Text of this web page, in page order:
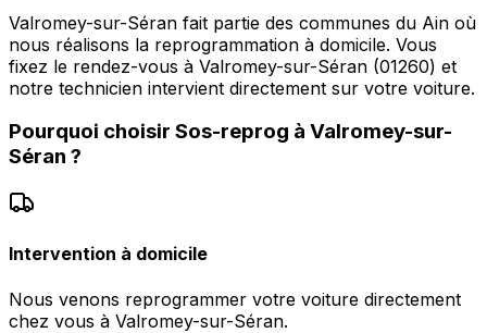
Valromey-sur-Séran fait partie des communes du Ain où
nous réalisons la reprogrammation à domicile. Vous
fixez le rendez-vous à Valromey-sur-Séran (01260) et
notre technicien intervient directement sur votre voiture.
Pourquoi choisir Sos-reprog à Valromey-sur-
Séran ?
Intervention à domicile
Nous venons reprogrammer votre voiture directement
chez vous à Valromey-sur-Séran.